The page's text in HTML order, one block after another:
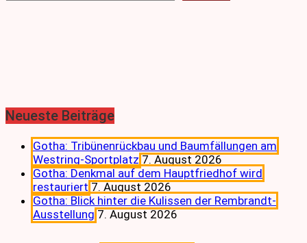
Neueste Beiträge
Gotha: Tribünenrückbau und Baumfällungen am
Westring-Sportplatz 7. August 2026
Gotha: Denkmal auf dem Hauptfriedhof wird
restauriert 7. August 2026
Gotha: Blick hinter die Kulissen der Rembrandt-
Ausstellung 7. August 2026